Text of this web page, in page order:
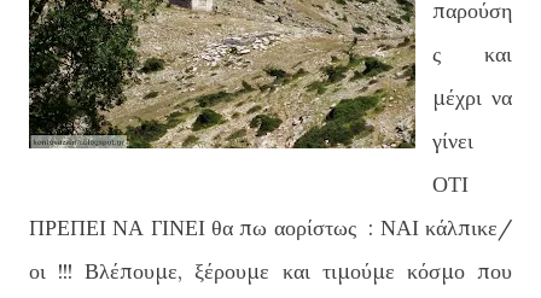
παρούση
ς και
μέχρι να
γίνει
ΟΤΙ
ΠΡΕΠΕΙ ΝΑ ΓΙΝΕΙ θα πω αορίστως : ΝΑΙ κάλπικε/
οι !!! Βλέπουμε, ξέρουμε και τιμούμε κόσμο που